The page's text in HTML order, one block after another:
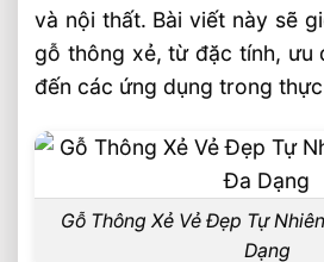
Nội Thất Gia Đình
Thiết Kế Kiến Trúc
Sản Phẩm Ngoài Trời
Giá Gỗ Thông Xẻ
Vân Đẹp
Xẻ Theo Quy Cách
Tiền Nào Của Ấy
và nội thất. Bài viết này sẽ
gỗ thông xẻ, từ đặc tính, ưu
đến các ứng dụng trong
Gỗ Thông Xẻ Vẻ Đẹp Tự
Dạng